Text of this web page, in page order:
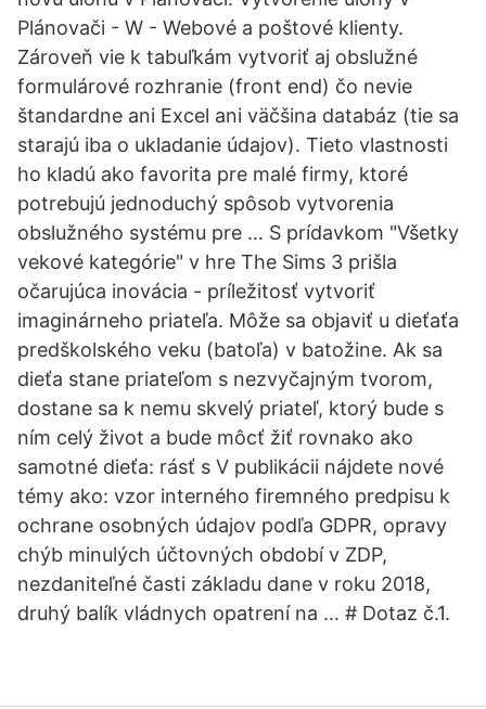
Plánovači - W - Webové a poštové klienty.
Zároveň vie k tabuľkám vytvoriť aj obslužné
formulárové rozhranie (front end) čo nevie
štandardne ani Excel ani väčšina databáz (tie sa
starajú iba o ukladanie údajov). Tieto vlastnosti
ho kladú ako favorita pre malé firmy, ktoré
potrebujú jednoduchý spôsob vytvorenia
obslužného systému pre … S prídavkom "Všetky
vekové kategórie" v hre The Sims 3 prišla
očarujúca inovácia - príležitosť vytvoriť
imaginárneho priateľa. Môže sa objaviť u dieťaťa
predškolského veku (batoľa) v batožine. Ak sa
dieťa stane priateľom s nezvyčajným tvorom,
dostane sa k nemu skvelý priateľ, ktorý bude s
ním celý život a bude môcť žiť rovnako ako
samotné dieťa: rásť s V publikácii nájdete nové
témy ako: vzor interného firemného predpisu k
ochrane osobných údajov podľa GDPR, opravy
chýb minulých účtovných období v ZDP,
nezdaniteľné časti základu dane v roku 2018,
druhý balík vládnych opatrení na … # Dotaz č.1.